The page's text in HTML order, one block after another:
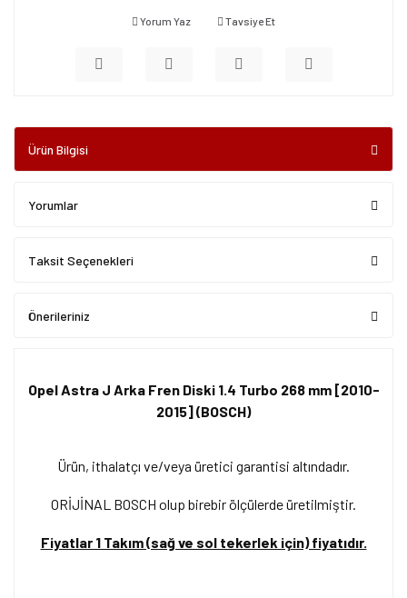
Yorum Yaz Tavsiye Et
Ürün Bilgisi
Yorumlar
Taksit Seçenekleri
Önerileriniz
Opel Astra J Arka Fren Diski 1.4 Turbo 268 mm [2010-
2015] (BOSCH)
Ürün, ithalatçı ve/veya üretici garantisi altındadır.
ORİJİNAL BOSCH olup birebir ölçülerde üretilmiştir.
Fiyatlar 1 Takım (sağ ve sol tekerlek için) fiyatıdır.